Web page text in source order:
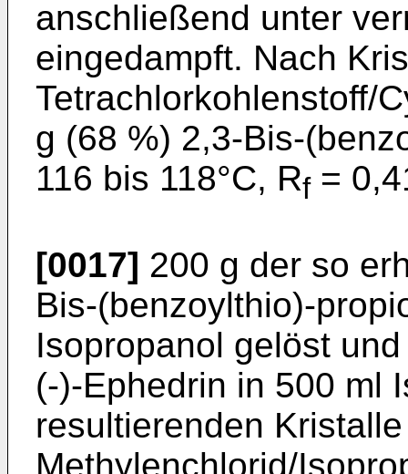
anschließend unter
eingedampft. Nach
Tetrachlorkohlenstoff/
g (68 %) 2,3-Bis-
116 bis 118°C, Rf=
[0017] 200 g der so
Bis-(benzoylthio)-
Isopropanol gelöst
(-)-Ephedrin in 500 ml
resultierenden
Methylenchlorid/